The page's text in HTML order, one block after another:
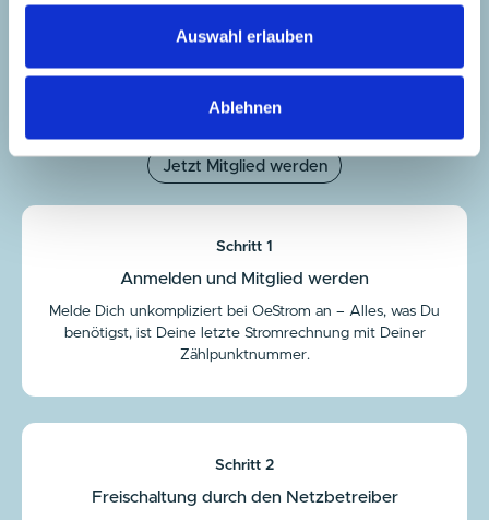
Auswahl erlauben
Ablehnen
Teil werden
So einfach funktioniert OeStrom
Bürgerenergiegemeinschaft!
Jetzt Mitglied werden
Schritt 1
Anmelden und Mitglied werden
Melde Dich unkompliziert bei OeStrom an – Alles, was Du
benötigst, ist Deine letzte Stromrechnung mit Deiner
Zählpunktnummer.
Schritt 2
Freischaltung durch den Netzbetreiber